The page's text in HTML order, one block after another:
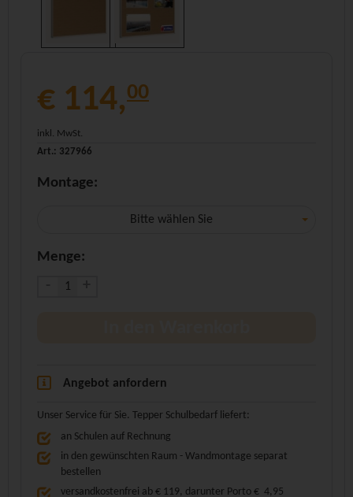
€ 114,00
inkl. MwSt.
Art.: 327966
Montage:
Bitte wählen Sie
Menge:
Angebot anfordern
Unser Service für Sie. Tepper Schulbedarf liefert:
an Schulen auf Rechnung
in den gewünschten Raum - Wandmontage separat
bestellen
versandkostenfrei ab € 119, darunter Porto € 4,95